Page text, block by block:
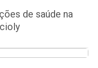
de saúde na